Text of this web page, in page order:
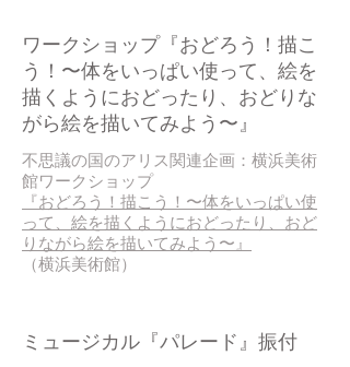
ワークショップ『おどろう！描こ
う！〜体をいっぱい使って、絵を
描くようにおどったり、おどりな
がら絵を描いてみよう〜』
​不思議の国のアリス関連企画：横浜美術
館ワークショップ
『おどろう！描こう！〜体をいっぱい使
って、絵を描くようにおどったり、おど
りながら絵を描いてみよう〜』
（横浜美術館）
​ミュージカル『パレード』振付